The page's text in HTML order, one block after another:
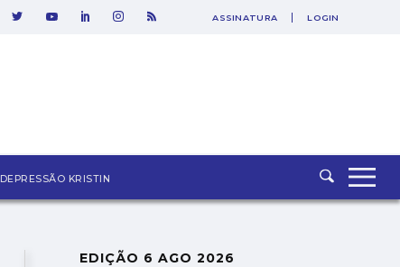
SAIR
ASSINATURA LOGIN
DEPRESSÃO KRISTIN
EDIÇÃO 6 AGO 2026